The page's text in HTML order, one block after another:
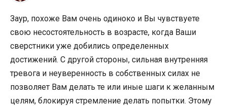
Заур, похоже Вам очень одиноко и Вы чувствуете
свою несостоятельность в возрасте, когда Ваши
сверстники уже добились определенных
достижений. С другой стороны, сильная внутренняя
тревога и неуверенность в собственных силах не
позволяет Вам делать те или иные шаги к желанным
целям, блокируя стремление делать попытки. Этому